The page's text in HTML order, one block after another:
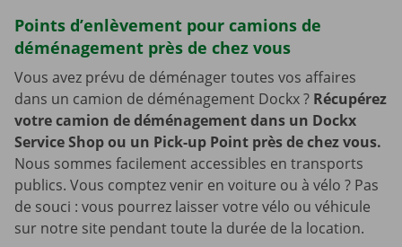
Points d’enlèvement pour camions de
déménagement près de chez vous
Vous avez prévu de déménager toutes vos affaires
dans un camion de déménagement Dockx ? Récupérez
votre camion de déménagement dans un Dockx
Service Shop ou un Pick-up Point près de chez vous.
Nous sommes facilement accessibles en transports
publics. Vous comptez venir en voiture ou à vélo ? Pas
de souci : vous pourrez laisser votre vélo ou véhicule
sur notre site pendant toute la durée de la location.